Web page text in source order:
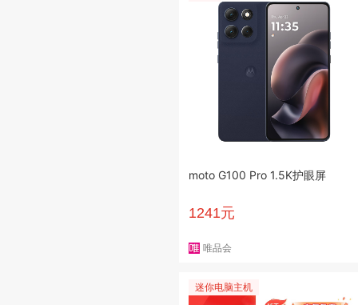
moto G100 Pro 1.5K护眼屏
1241元
唯品会
迷你电脑主机